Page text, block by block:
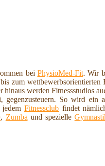
bei PhysioMed-Fit. Wir
bis zum
hinaus werden Fitnessstudios
So wird ein
Fitnessclubfindet
, Zumba und spezielle